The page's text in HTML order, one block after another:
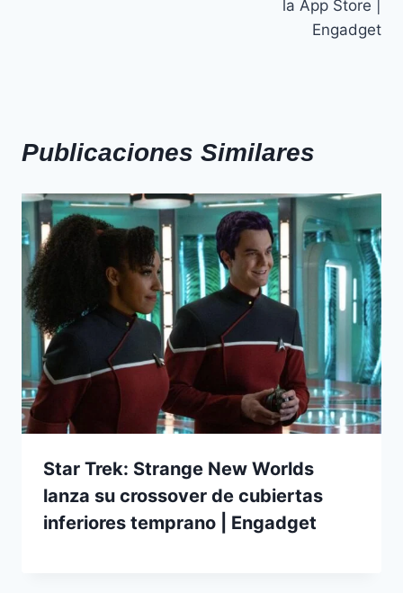
la App Store |
Engadget
Publicaciones Similares
Star Trek: Strange New Worlds
lanza su crossover de cubiertas
inferiores temprano | Engadget